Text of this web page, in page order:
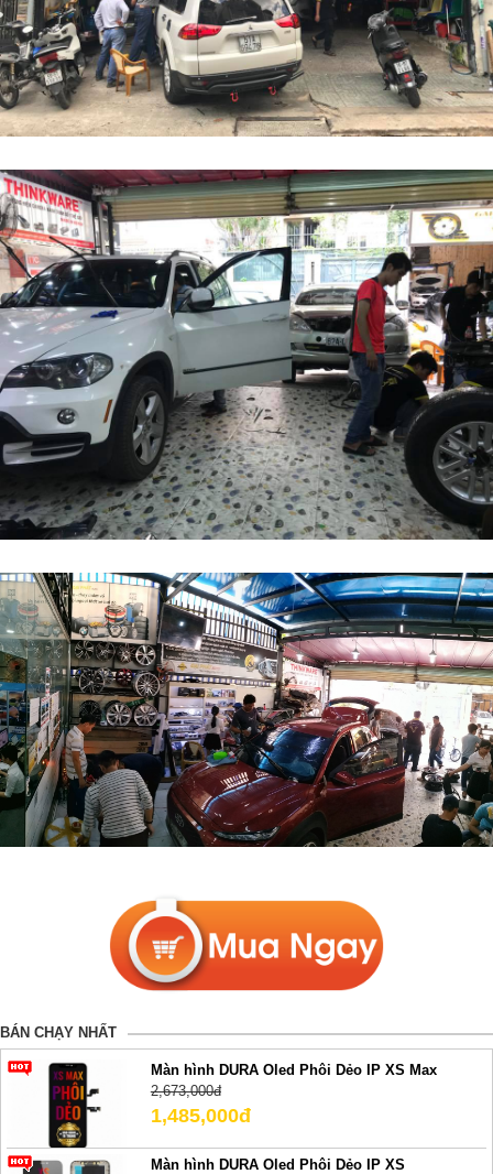
BÁN CHẠY NHẤT
Màn hình DURA Oled Phôi Dẻo IP XS Max
2,673,000đ
1,485,000đ
Màn hình DURA Oled Phôi Dẻo IP XS